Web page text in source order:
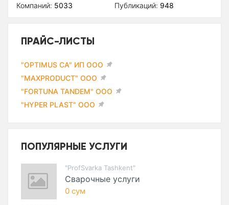
Компаний: 5033
Публикаций: 948
ПРАЙС-ЛИСТЫ
"OPTIMUS CA" ИП ООО
"MAXPRODUCT" ООО
"FORTUNA TANDEM" ООО
"HYPER PLAST" ООО
ПОПУЛЯРНЫЕ УСЛУГИ
"ProfSvarka Tashkent"
Сварочные услуги
0 сум